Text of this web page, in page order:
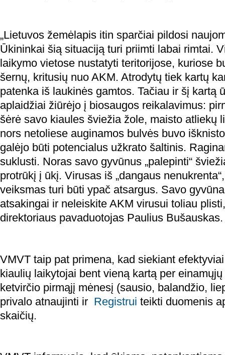
„Lietuvos žemėlapis itin sparčiai pildosi
Ūkininkai šią situaciją turi priimti labai rimtai.
laikymo vietose nustatyti teritorijose, kuriose
šernų, kritusių nuo AKM. Atrodytų tiek kartų
patenka iš laukinės gamtos. Tačiau ir šį kartą
aplaidžiai žiūrėjo į biosaugos reikalavimus:
šėrė savo kiaules šviežia žole, maisto atliekų
nors netoliese auginamos bulvės buvo
galėjo būti potencialus užkrato šaltinis.
suklusti. Noras savo gyvūnus „palepinti“
protrūkį į ūkį. Virusas iš „dangaus
veiksmas turi būti ypač atsargus. Savo
atsakingai ir neleiskite AKM virusui toliau
direktoriaus pavaduotojas Paulius Bušauskas.
VMVT taip pat primena, kad siekiant
kiaulių laikytojai bent vieną kartą per
ketvirčio pirmąjį mėnesį (sausio, balandžio,
privalo atnaujinti ir Registrui teikti duomenis
skaičių.